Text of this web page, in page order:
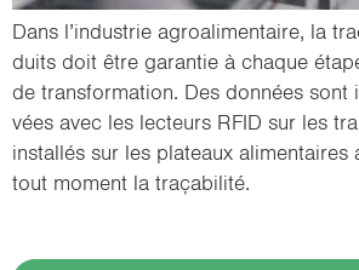
Dans l’in­dus­trie agroa­li­men­taire, la
duits doit être ga­ran­tie à chaque
de trans­for­ma­tion. Des don­nées sont
vées avec les lec­teurs RFID sur les
ins­tal­lés sur les pla­teaux ali­men­taires
tout mo­ment la tra­ça­bi­li­té.